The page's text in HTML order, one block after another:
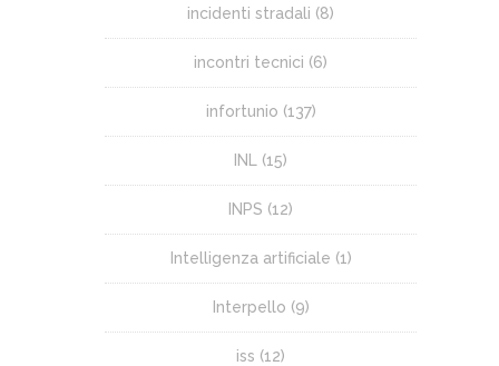
incidenti stradali (8)
incontri tecnici (6)
infortunio (137)
INL (15)
INPS (12)
Intelligenza artificiale (1)
Interpello (9)
iss (12)